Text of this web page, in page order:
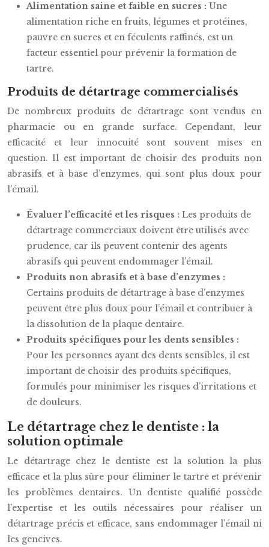
Alimentation saine et faible en sucres : Une
alimentation riche en fruits, légumes et protéines,
pauvre en sucres et en féculents raffinés, est un
facteur essentiel pour prévenir la formation de
tartre.
Produits de détartrage commercialisés
De nombreux produits de détartrage sont vendus en
pharmacie ou en grande surface. Cependant, leur
efficacité et leur innocuité sont souvent mises en
question. Il est important de choisir des produits non
abrasifs et à base d’enzymes, qui sont plus doux pour
l’émail.
Évaluer l’efficacité et les risques : Les produits de
détartrage commerciaux doivent être utilisés avec
prudence, car ils peuvent contenir des agents
abrasifs qui peuvent endommager l’émail.
Produits non abrasifs et à base d’enzymes :
Certains produits de détartrage à base d’enzymes
peuvent être plus doux pour l’émail et contribuer à
la dissolution de la plaque dentaire.
Produits spécifiques pour les dents sensibles :
Pour les personnes ayant des dents sensibles, il est
important de choisir des produits spécifiques,
formulés pour minimiser les risques d’irritations et
de douleurs.
Le détartrage chez le dentiste : la
solution optimale
Le détartrage chez le dentiste est la solution la plus
efficace et la plus sûre pour éliminer le tartre et prévenir
les problèmes dentaires. Un dentiste qualifié possède
l’expertise et les outils nécessaires pour réaliser un
détartrage précis et efficace, sans endommager l’émail ni
les gencives.